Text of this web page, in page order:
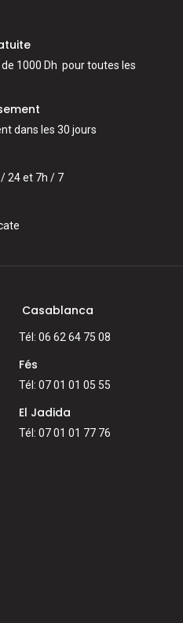
1000 Dh pour toutes les
dans les 30 jours
24 et 7h / 7
Casablanca
Tél: 06 62 64 75 08
Fés
Tél: 07 01 01 05 55
El Jadida
Tél: 07 01 01 77 76